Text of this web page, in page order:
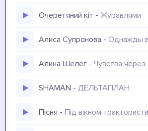
Очеретяний кіт - Журавлями
Алиса Супронова - Однажды в
Алина Шелег - Чувства через
SHAMAN - ДЕЛЬТАПЛАН
Пісня - Під вікном трактористи тягнуть